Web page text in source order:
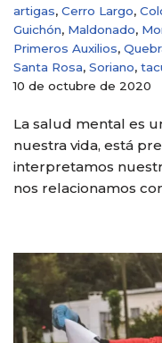
artigas, Cerro Largo,
Guichón, Maldonado,
Primeros Auxilios,
Santa Rosa, Soriano,
10 de octubre de 2020
La salud mental es
nuestra vida, está
interpretamos
nos relacionamos